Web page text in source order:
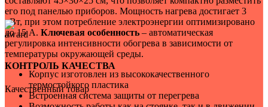
1
для легкового автомобиля
1
его под панелью приборов. Мощность нагрева достигает 3
кВт, при этом потребление электроэнергии оптимизировано
до 15 А. Ключевая особенность – автоматическая
регулировка интенсивности обогрева в зависимости от
температуры окружающей среды.
Корпус изготовлен из высококачественного
термостойкого пластика
Встроенная система защиты от перегрева
КОНТРОЛЬ КАЧЕСТВА
Качественный товар